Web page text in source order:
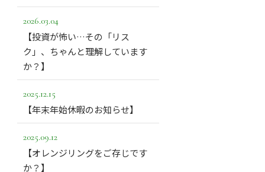
2026.03.04
【投資が怖い…その「リス
ク」、ちゃんと理解しています
か？】
2025.12.15
【年末年始休暇のお知らせ】
2025.09.12
【オレンジリングをご存じです
か？】